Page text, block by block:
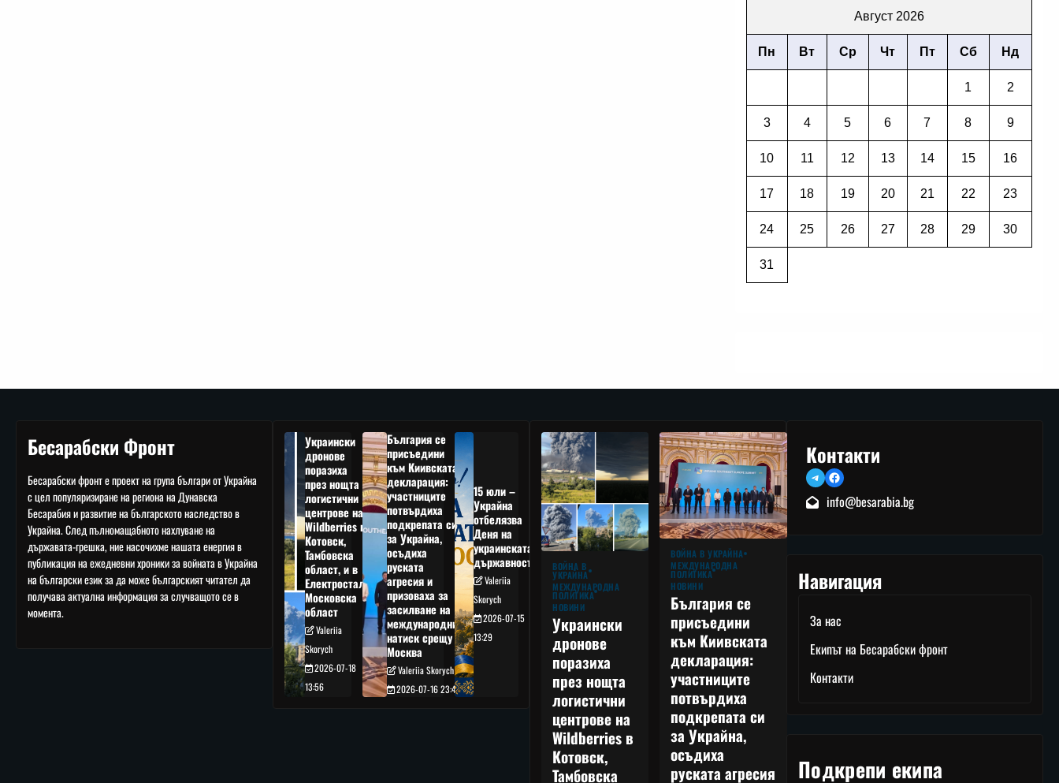
Август 2026
Пн Вт Ср Чт Пт Сб Нд
1 2
3 4 5 6 7 8 9
10 11 12 13 14 15 16
17 18 19 20 21 22 23
24 25 26 27 28 29 30
31
Бесарабски Фронт
Бесарабски фронт е проект на група българи от Украйна
с цел популяризиране на региона на Дунавска
Бесарабия и развитие на българското наследство в
Украйна. След пълномащабното нахлуване на
държавата-грешка, ние насочихме нашата енергия в
публикация на ежедневни хроники за войната в Украйна
на български език за да може българският читател да
получава актуална информация за случващото се в
момента.
Украински
дронове
поразиха
през нощта
логистични
центрове на
Wildberries в
Котовск,
Тамбовска
област, и в
Електростал,
Московска
област
Valeriia
Skorych
2026-07-18
13:56
България се
присъедини
към Киивската
декларация:
участниците
потвърдиха
подкрепата си
за Украйна,
осъдиха
руската
агресия и
призоваха за
засилване на
международния
натиск срещу
Москва
Valeriia Skorych
2026-07-16 23:49
15 юли –
Украйна
отбелязва
Деня на
украинската
държавност
Valeriia
Skorych
2026-07-15
13:29
ВОЙНА В
УКРАЙНА
МЕЖДУНАРОДНА
ПОЛИТИКА
НОВИНИ
Украински
дронове
поразиха
през нощта
логистични
центрове на
Wildberries в
Котовск,
Тамбовска
ВОЙНА В УКРАЙНА
МЕЖДУНАРОДНА
ПОЛИТИКА
НОВИНИ
България се
присъедини
към Киивската
декларация:
участниците
потвърдиха
подкрепата си
за Украйна,
осъдиха
руската агресия
Контакти
TelegramFacebook
info@besarabia.bg
Навигация
За нас
Екипът на Бесарабски фронт
Контакти
Подкрепи екипа